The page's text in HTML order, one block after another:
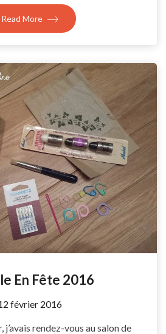
Read More
En Fête 2016
février 2016
j’avais rendez-vous au salon de